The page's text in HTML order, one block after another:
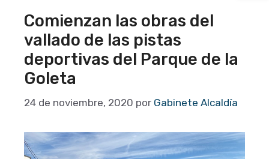
Comienzan las obras del
vallado de las pistas
deportivas del Parque de la
Goleta
24 de noviembre, 2020 por Gabinete Alcaldía